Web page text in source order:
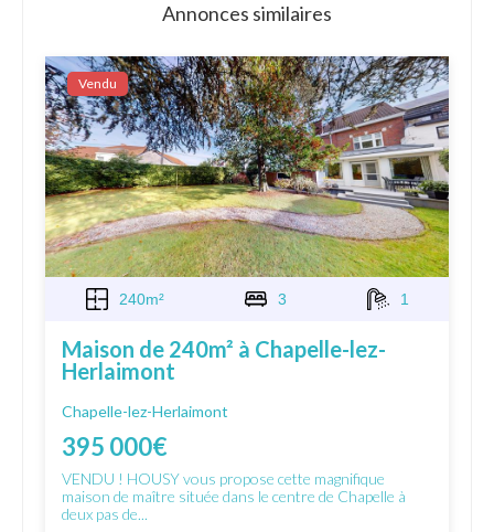
Annonces similaires
Vendu
240m² 3 1
Maison de 240m² à Chapelle-lez-
Herlaimont
Chapelle-lez-Herlaimont
395 000€
VENDU ! HOUSY vous propose cette magnifique
maison de maître située dans le centre de Chapelle à
deux pas de...